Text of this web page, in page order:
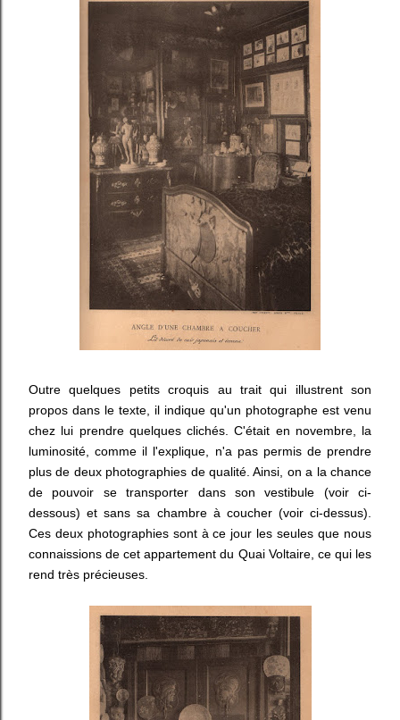
Outre quelques petits croquis au trait qui illustrent son
propos dans le texte, il indique qu'un photographe est venu
chez lui prendre quelques clichés. C'était en novembre, la
luminosité, comme il l'explique, n'a pas permis de prendre
plus de deux photographies de qualité. Ainsi, on a la chance
de pouvoir se transporter dans son vestibule (voir ci-
dessous) et sans sa chambre à coucher (voir ci-dessus).
Ces deux photographies sont à ce jour les seules que nous
connaissions de cet appartement du Quai Voltaire, ce qui les
rend très précieuses.